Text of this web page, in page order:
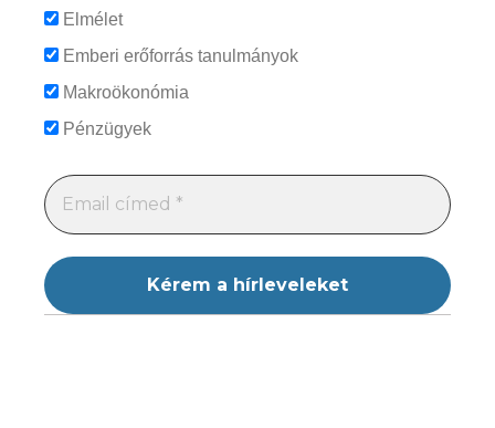
Elmélet
Emberi erőforrás tanulmányok
Makroökonómia
Pénzügyek